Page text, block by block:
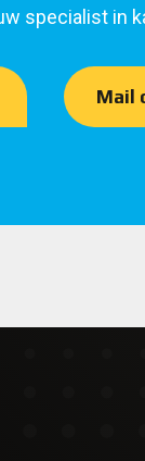
specialist in
Mail